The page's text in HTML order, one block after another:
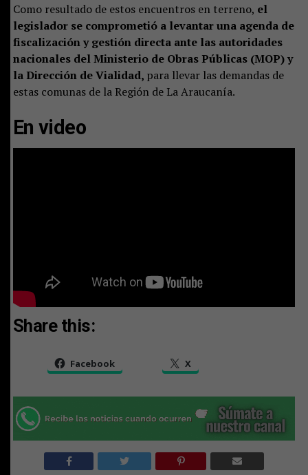
Como resultado de estos encuentros en terreno, el
legislador se comprometió a levantar una agenda de
fiscalización y gestión directa ante las autoridades
nacionales del Ministerio de Obras Públicas (MOP) y
la Dirección de Vialidad, para llevar las demandas de
estas comunas de la Región de La Araucanía.
En video
Share this:
Facebook X